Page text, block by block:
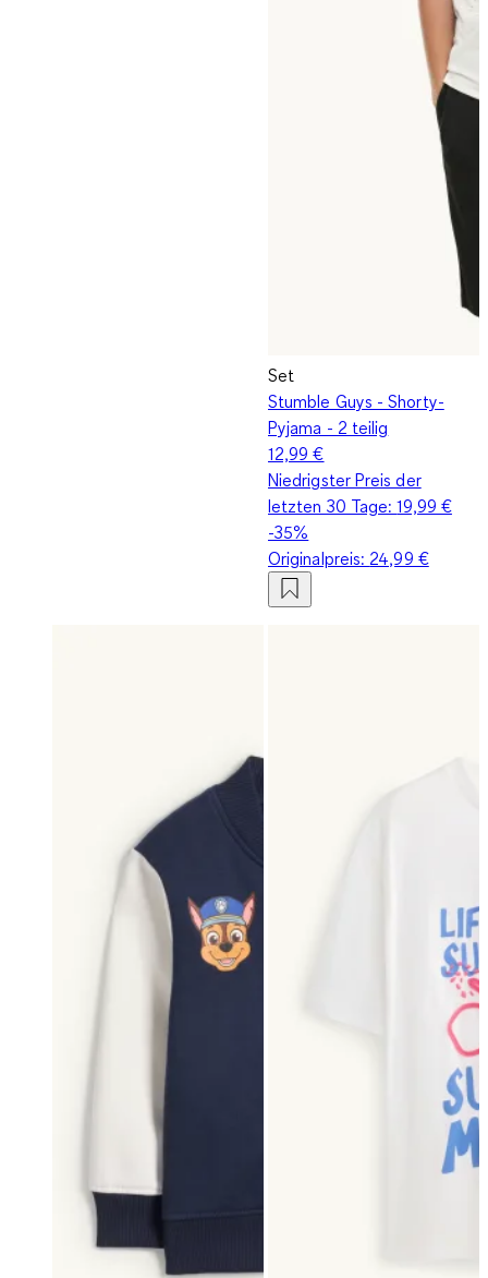
Set
Stumble Guys - Shorty-
Pyjama - 2 teilig
12,99 €
Niedrigster Preis der
letzten 30 Tage:19,99 €
-35%
Originalpreis: 24,99 €